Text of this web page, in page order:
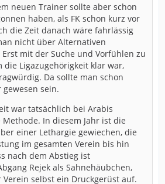
neuen Trainer sollte aber schon
haben, als FK schon kurz vor
die Zeit danach wäre fahrlässig
nicht über Alternativen
mit der Suche und Vorfühlen zu
die Ligazugehörigkeit klar war,
Da sollte man schon
sein.
war tatsächlich bei Arabis
In diesem Jahr ist die
einer Lethargie gewiechen, die
im gesamten Verein bis hin
nach dem Abstieg ist
Rejek als Sahnehäubchen,
selbst ein Druckgerüst auf.